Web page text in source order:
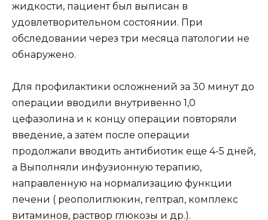
жидкости, пациент был выписан в
удовлетворительном состоянии. При
обследовании через три месяца патологии не
обнаружено.
Для профилактики осложнений за 30 минут до
операции вводили внутривенно 1,0
цефазолина и к концу операции повторяли
введение, а затем после операции
продолжали вводить антибиотик еще 4-5 дней,
а Выполняли инфузионную терапию,
направленную на нормализацию функции
печени ( реополиглюкин, гептрал, комплекс
витаминов, раствор глюкозы и др.).